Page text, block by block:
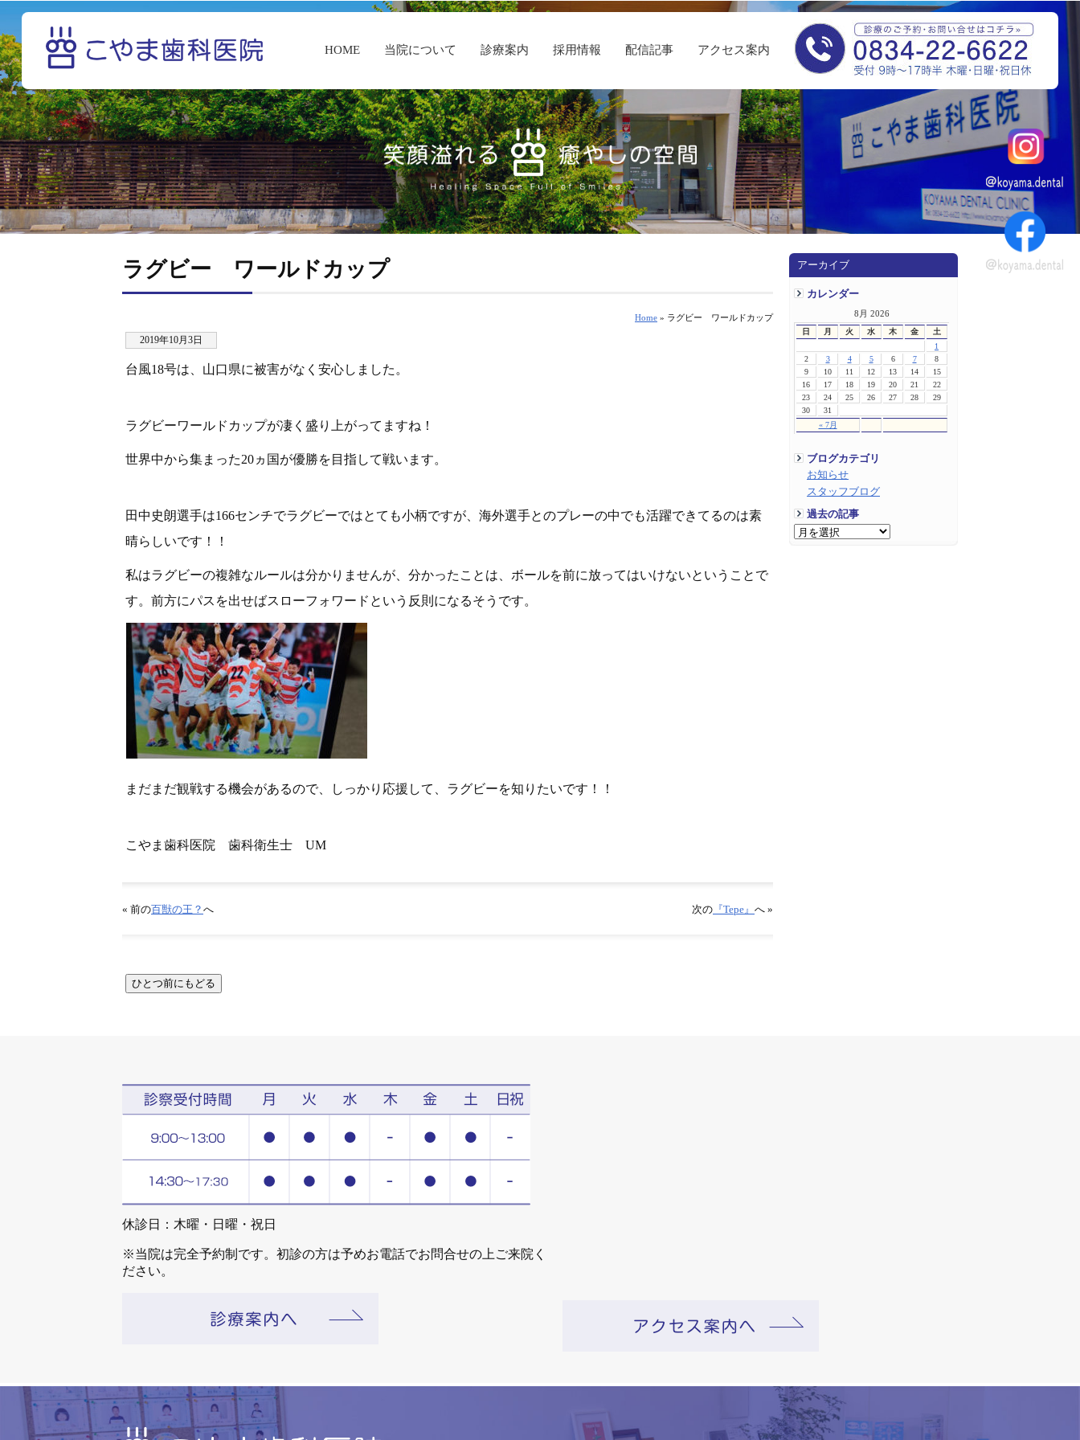
HOME 当院について 診療案内 採用情報 配信記事 アクセス案内
アーカイブ
カレンダー
8月 2026
日 月 火 水 木 金 土
« 7月
1
2
3 4 5 6 7
8
9
10 11 12 13 14
15
16
17 18 19 20 21
22
23
24 25 26 27 28
29
30
31
ブログカテゴリ
お知らせ
スタッフブログ
過去の記事
ラグビー ワールドカップ
Home » ラグビー ワールドカップ
2019年10月3日
台風18号は、山口県に被害がなく安心しました。
ラグビーワールドカップが凄く盛り上がってますね！
世界中から集まった20ヵ国が優勝を目指して戦います。
田中史朗選手は166センチでラグビーではとても小柄ですが、海外選手とのプレーの中でも活躍できてるのは素
晴らしいです！！
私はラグビーの複雑なルールは分かりませんが、分かったことは、ボールを前に放ってはいけないということで
す。前方にパスを出せばスローフォワードという反則になるそうです。
まだまだ観戦する機会があるので、しっかり応援して、ラグビーを知りたいです！！
こやま歯科医院 歯科衛生士 UM
« 前の百獣の王？ へ 次の 『Tepe』 へ »
休診日：木曜・日曜・祝日
※当院は完全予約制です。初診の方は予めお電話でお問合せの上ご来院く
ださい。